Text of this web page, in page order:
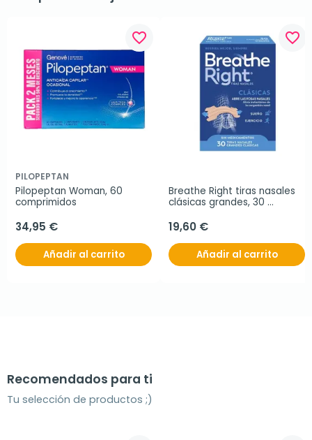
favorite_border
PILOPEPTAN
Pilopeptan Woman, 60
comprimidos
34,95 €
Añadir al carrito
favorite_border
Breathe Right tiras nasales
clásicas grandes, 30
19,60 €
Añadir al carrito
Recomendados para ti
Tu selección de productos ;)